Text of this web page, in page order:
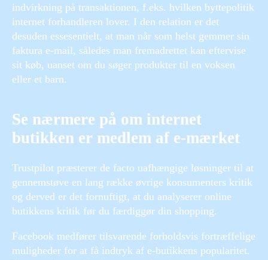
indvirkning på transaktionen, f.eks. hvilken byttepolitik
internet forhandleren lover. I den relation er det
desuden essesentielt, at man når som helst gemmer sin
faktura e-mail, således man fremadrettet kan eftervise
sit køb, uanset om du søger produkter til en voksen
eller et barn.
Se nærmere på om internet
butikken er medlem af e-mærket
Trustpilot præsterer de facto uafhængige løsninger til at
gennemstøve en lang række øvrige konsumenters kritik
og derved er det fornuftigt, at du analyserer online
butikkens kritik før du færdiggør din shopping.
Facebook medfører tilsvarende forholdsvis fortræffelige
muligheder for at få indtryk af e-butikkens popularitet.